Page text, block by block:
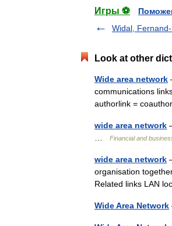
Игры ⚽
Widal,
Look at other
Wide area network
communications
authorlink =
wide area network
Financial and
wide area network
organisation
Related links LAN
Wide Area Network